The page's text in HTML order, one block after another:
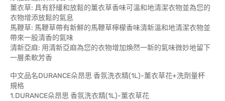
薰衣草: 具有舒緩和放鬆的薰衣草香味可溫和地清潔衣物並為您的
衣物增添放鬆的氣息
馬鞭草: 馬鞭草帶有新鮮的馬鞭草檸檬香味清新溫和地清潔衣物並
帶來一股清香的氣味
清新亞麻: 用清新亞麻為您的衣物增加煥然一新的氣味微妙地留下
一層柔軟芳香
中文品名DURANCE朵昂思 香氛洗衣精(1L)-薰衣草花+洗劑量杯
規格
1.DURANCE朵昂思 香氛洗衣精(1L)-薰衣草花